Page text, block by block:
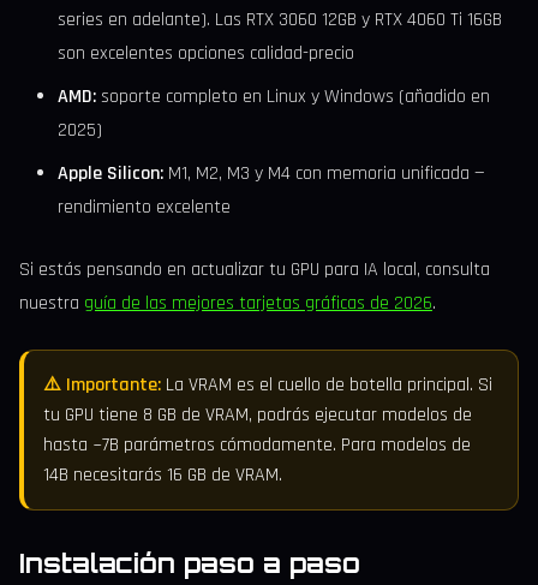
series en adelante). Las RTX 3060 12GB y RTX 4060 Ti 16GB
son excelentes opciones calidad-precio
AMD:soporte completo en Linux y Windows (añadido en
2025)
Apple Silicon: M1, M2, M3 y M4 con memoria unificada —
rendimiento excelente
Si estás pensando en actualizar tu GPU para IA local, consulta
nuestra guía de las mejores tarjetas gráficas de 2026.
⚠️ Importante: La VRAM es el cuello de botella principal. Si
tu GPU tiene 8 GB de VRAM, podrás ejecutar modelos de
hasta ~7B parámetros cómodamente. Para modelos de
14B necesitarás 16 GB de VRAM.
Instalación paso a paso